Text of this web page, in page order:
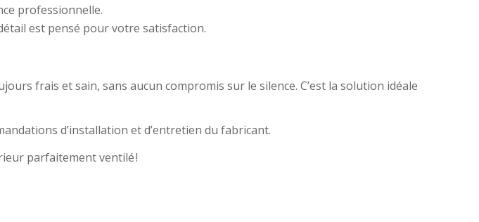
professionnelle.
est pensé pour votre satisfaction.
frais et sain, sans aucun compromis sur le silence. C’est la solution idéale
d’installation et d’entretien du fabricant.
parfaitement ventilé !